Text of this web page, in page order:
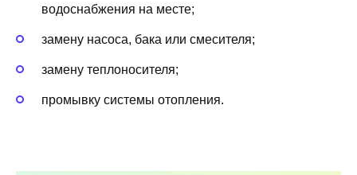
водоснабжения на месте;
замену насоса, бака или смесителя;
замену теплоносителя;
промывку системы отопления.